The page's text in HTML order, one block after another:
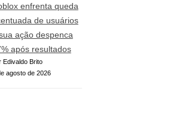
enfrenta queda
de usuários
ação despenca
após resultados
Edivaldo Brito
agosto de 2026